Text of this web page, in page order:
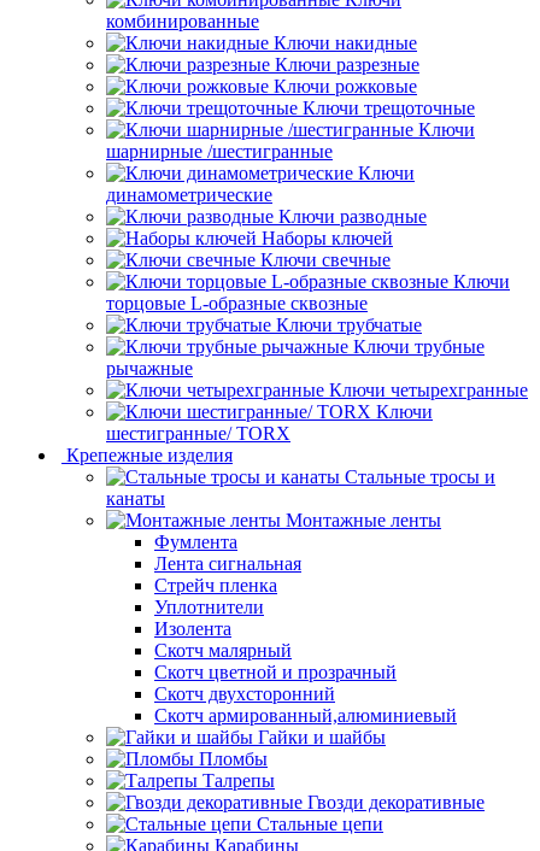
комбинированные
Ключи накидные
Ключи разрезные
Ключи рожковые
Ключи трещоточные
Ключи
шарнирные /шестигранные
Ключи
динамометрические
Ключи разводные
Наборы ключей
Ключи свечные
Ключи
торцовые L-образные сквозные
Ключи трубчатые
Ключи трубные
рычажные
Ключи четырехгранные
Ключи
шестигранные/ TORX
Крепежные изделия
Стальные тросы и
канаты
Монтажные ленты
Фумлента
Лента сигнальная
Стрейч пленка
Уплотнители
Изолента
Скотч малярный
Скотч цветной и прозрачный
Скотч двухсторонний
Скотч армированный,алюминиевый
Гайки и шайбы
Пломбы
Талрепы
Гвозди декоративные
Стальные цепи
Карабины